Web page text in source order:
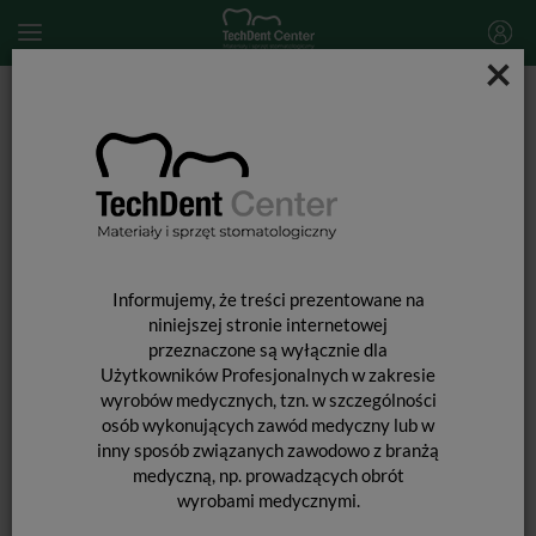
×
Informujemy, że treści prezentowane na
niniejszej stronie internetowej
przeznaczone są wyłącznie dla
Użytkowników Profesjonalnych w zakresie
wyrobów medycznych, tzn. w szczególności
osób wykonujących zawód medyczny lub w
inny sposób związanych zawodowo z branżą
medyczną, np. prowadzących obrót
wyrobami medycznymi.
AH 26 SilverFree / 8g + 10g